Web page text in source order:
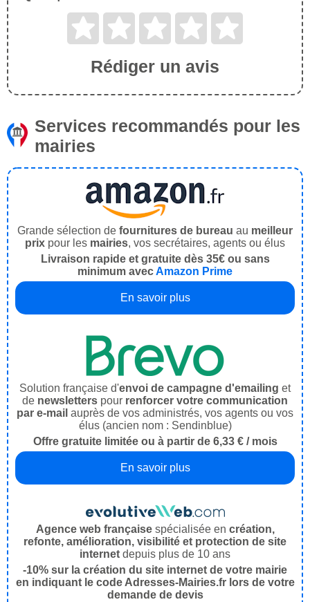
Rédiger un avis
Services recommandés pour les
mairies
Grande sélection de fournitures de bureau au meilleur
prix pour les mairies, vos secrétaires, agents ou élus
Livraison rapide et gratuite dès 35€ ou sans
minimum avecAmazon Prime
En savoir plus
Solution française d'envoi de campagne d'emailing et
de newsletters pour renforcer votre communication
par e-mail auprès de vos administrés, vos agents ou vos
élus (ancien nom : Sendinblue)
Offre gratuite limitée ou à partir de 6,33 € / mois
En savoir plus
Agence web françaisespécialisée en création,
refonte, amélioration, visibilité et protection de site
internet depuis plus de 10 ans
-10% sur la création du site internet de votre mairie
en indiquant le code Adresses-Mairies.fr lors de votre
demande de devis